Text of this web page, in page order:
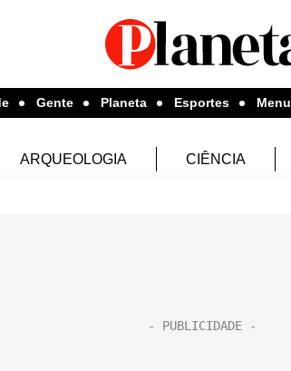
Gente Planeta Esportes Menu
ARQUEOLOGIA CIÊNCIA